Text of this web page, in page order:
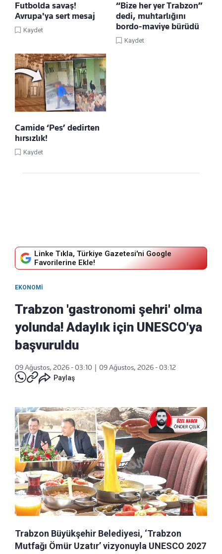
Futbolda savaş!
Avrupa'ya sert mesaj
Kaydet
“Bize her yer Trabzon”
dedi, muhtarlığını
bordo-maviye bürüdü
Kaydet
Camide ‘Pes’ dedirten
hırsızlık!
Kaydet
Linke Tıkla, Türkiye Gazetesi'ni Google
Favorilerine Ekle!
EKONOMI
Trabzon 'gastronomi şehri' olma
yolunda! Adaylık için UNESCO'ya
başvuruldu
09 Ağustos, 2026 - 03:10
09 Ağustos, 2026 - 03:12
Paylaş
Trabzon Büyükşehir Belediyesi, ‘Trabzon
Mutfağı Ömür Uzatır’ vizyonuyla UNESCO 2027